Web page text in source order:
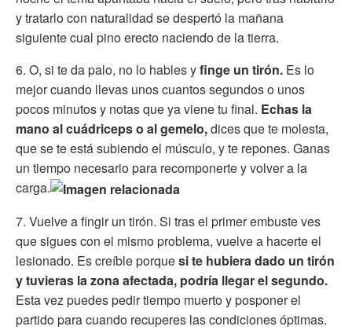
y tratarlo con naturalidad se despertó la mañana
siguiente cual pino erecto naciendo de la tierra.
6. O, si te da palo, no lo hables yfinge un tirón. Es lo
mejor cuando llevas unos cuantos segundos o unos
pocos minutos y notas que ya viene tu final. Echas la
mano al cuádriceps o al gemelo,dices que te molesta,
que se te está subiendo el músculo, y te repones. Ganas
un tiempo necesario para recomponerte y volver a la
carga.
7. Vuelve a fingir un tirón. Si tras el primer embuste ves
que sigues con el mismo problema, vuelve a hacerte el
lesionado. Es creíble porquesi te hubiera dado un tirón
y tuvieras la zona afectada, podría llegar el segundo.
Esta vez puedes pedir tiempo muerto y posponer el
partido para cuando recuperes las condiciones óptimas.